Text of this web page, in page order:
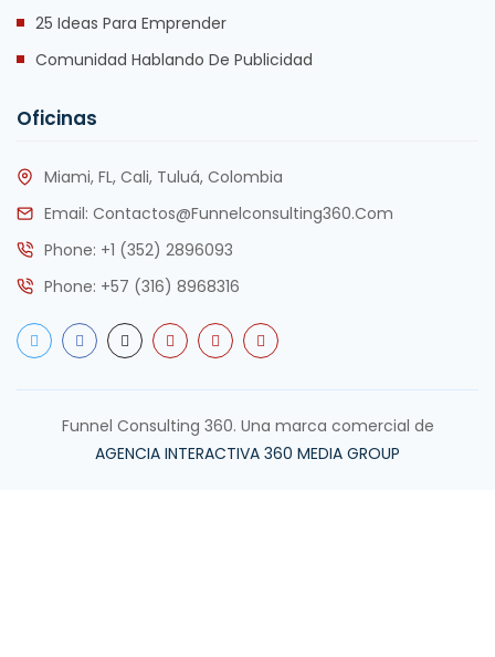
25 Ideas Para Emprender
Comunidad Hablando De Publicidad
Oficinas
Miami, FL, Cali, Tuluá, Colombia
Email: Contactos@funnelconsulting360.com
Phone: +1 (352) 2896093
Phone: +57 (316) 8968316
Funnel Consulting 360. Una marca comercial de
AGENCIA INTERACTIVA 360 MEDIA GROUP